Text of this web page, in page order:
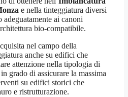
e nella tinteggiatura diversi
ai canoni
bio-compatibile.
nel campo della
anche su edifici che
attenzione nella tipologia di
grado di assicurare la massima
su edifici storici che
e ristrutturazione.